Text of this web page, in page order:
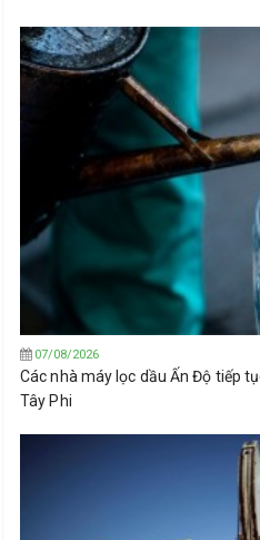
07/08/2026
Các nhà máy lọc dầu Ấn Độ tiếp
Tây Phi